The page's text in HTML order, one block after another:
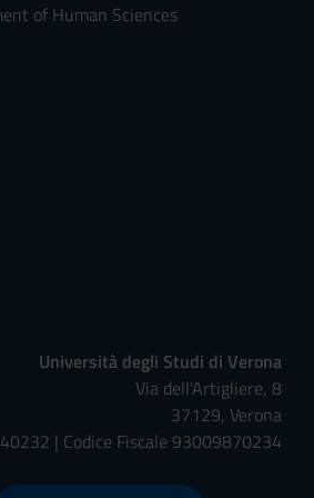
of Human Sciences
Università degli Studi di Verona
Via dell'Artigliere, 8
37129, Verona
| Codice Fiscale 93009870234